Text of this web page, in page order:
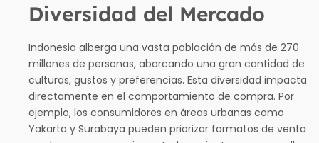
Diversidad del Mercado
Indonesia alberga una vasta población de más de 270
millones de personas, abarcando una gran cantidad de
culturas, gustos y preferencias. Esta diversidad impacta
directamente en el comportamiento de compra. Por
ejemplo, los consumidores en áreas urbanas como
Yakarta y Surabaya pueden priorizar formatos de venta